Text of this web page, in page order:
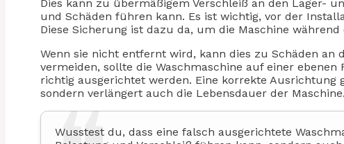
Dies kann zu übermäßigem Verschleiß an den Lager-
und Schäden führen kann. Es ist wichtig, vor der
Diese Sicherung ist dazu da, um die Maschine
Wenn sie nicht entfernt wird, kann dies zu Schäden an
vermeiden, sollte die Waschmaschine auf einer
richtig ausgerichtet werden. Eine korrekte
sondern verlängert auch die Lebensdauer der Maschine.
Wusstest du, dass eine falsch ausgerichtete